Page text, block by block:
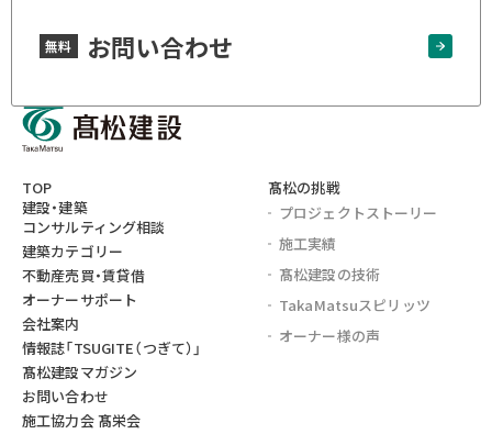
無料 お問い合わせ
TOP
建設・建築
コンサルティング相談
建築カテゴリー
不動産売買・賃貸借
オーナーサポート
会社案内
情報誌「TSUGITE（つぎて）」
髙松建設マガジン
お問い合わせ
施工協力会 髙栄会
髙松の挑戦
プロジェクトストーリー
施工実績
髙松建設の技術
TakaMatsuスピリッツ
オーナー様の声